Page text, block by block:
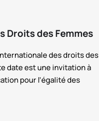
Droits des Femmes
des droits des
date est une invitation à
pour l’égalité des